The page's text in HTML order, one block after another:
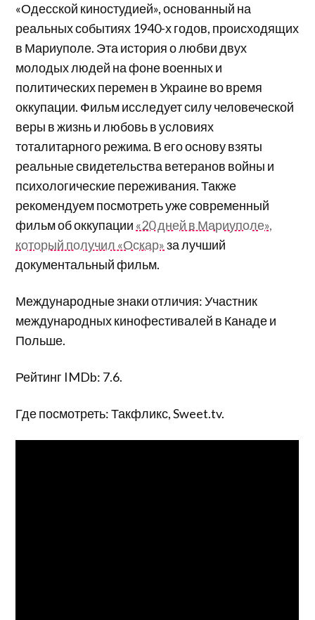
«Одесской киностудией», основанный на
реальных событиях 1940-х годов, происходящих
в Мариуполе. Эта история о любви двух
молодых людей на фоне военных и
политических перемен в Украине во время
оккупации. Фильм исследует силу человеческой
веры в жизнь и любовь в условиях
тоталитарного режима. В его основу взяты
реальные свидетельства ветеранов войны и
психологические переживания. Также
рекомендуем посмотреть уже современный
фильм об оккупации «20 дней в Мариуполе»,
который получил «Оскар»за лучший
документальный фильм.
Международные знаки отличия: Участник
международных кинофестивалей в Канаде и
Польше.
Рейтинг IMDb: 7.6.
Где посмотреть: Такфликс, Sweet.tv.